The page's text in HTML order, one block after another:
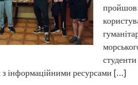
пройшов
з інформаційними ресурсами […]